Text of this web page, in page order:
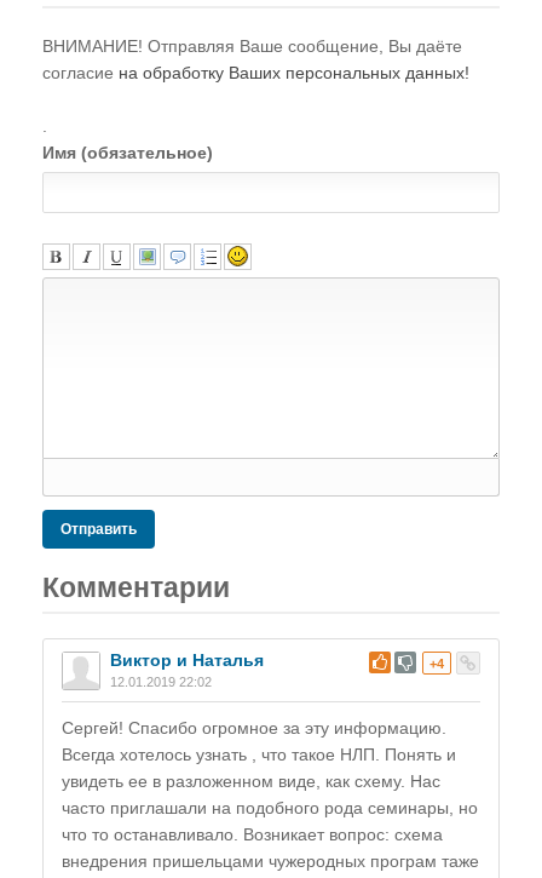
ВНИМАНИЕ! Отправляя Ваше сообщение, Вы даёте
согласие на обработку Ваших персональных данных!
.
Имя (обязательное)
Отправить
Комментарии
# +4
Виктор и Наталья
12.01.2019 22:02
Сергей! Спасибо огромное за эту информацию.
Всегда хотелось узнать , что такое НЛП. Понять и
увидеть ее в разложенном виде, как схему. Нас
часто приглашали на подобного рода семинары, но
что то останавливало. Возникает вопрос: схема
внедрения пришельцами чужеродных програм таже